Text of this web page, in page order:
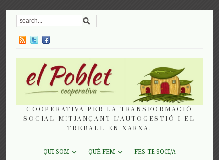
COOPERATIVA PER LA TRANSFORMACIÓ
SOCIAL MITJANÇANT L'AUTOGESTIÓ I EL
TREBALL EN XARXA.
QUI SOM QUÈ FEM
FES-TE SOCI/A